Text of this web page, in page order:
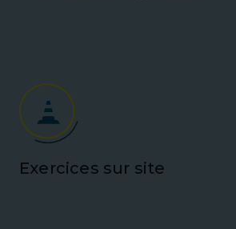
Exercices sur site